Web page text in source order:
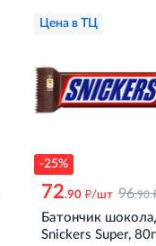
Цена в ТЦ
-25%
72.90 д/шт 96.90
Батончик
Snickers Super, 80г